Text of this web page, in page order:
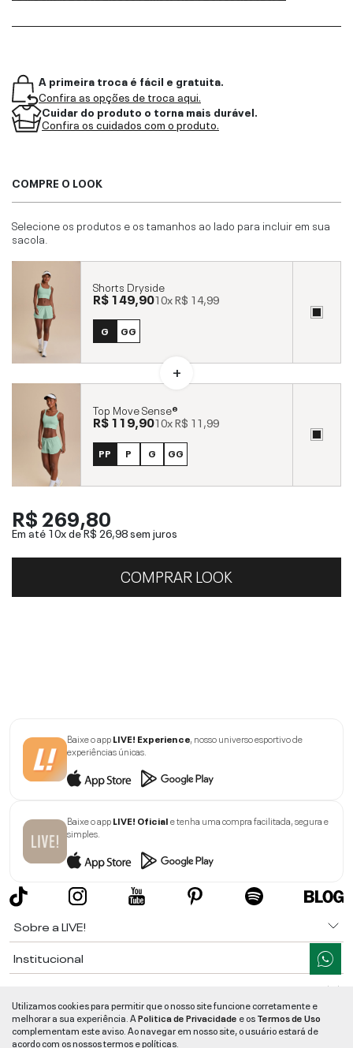
A primeira troca é fácil e gratuita.
Confira as opções de troca aqui.
Cuidar do produto o torna mais durável.
Confira os cuidados com o produto.
COMPRE O LOOK
Selecione os produtos e os tamanhos ao lado para incluir em sua
sacola.
Shorts Dryside
R$ 149,9010xR$ 14,99
G GG
Top Move Sense®
R$ 119,9010xR$ 11,99
PP P G GG
R$ 269,80
Em até 10x deR$ 26,98sem juros
COMPRAR LOOK
Baixe o appLIVE! Experience , nosso universo esportivo de
experiências únicas.
Baixe o appLIVE! Oficiale tenha uma compra facilitada, segura e
simples.
Sobre a LIVE!
Institucional
Ajuda
Utilizamos cookies para permitir que o nosso site funcione corretamente e
melhorar a sua experiência. APolitica de Privacidade e osTermos de Uso
complementam este aviso. Ao navegar em nosso site, o usuário estará de
acordo com os nossos termos e políticas.